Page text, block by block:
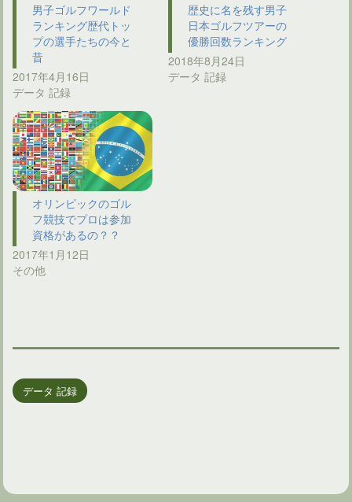
男子ゴルフワールド
ランキング歴代トッ
プの選手たちの今と
昔
2017年4月16日
データ 記録
歴史に名を残す男子
日本ゴルフツアーの
優勝回数ランキング
2018年8月24日
データ 記録
オリンピックのゴル
フ競技でプロは参加
資格があるの？？
2017年1月12日
その他
データ 記録